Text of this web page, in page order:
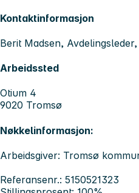
Kontaktinformasjon
Berit Madsen,
Arbeidssted
Otium 4
9020 Tromsø
Nøkkelinformasjon:
Arbeidsgiver: Tromsø
Referansenr.: 5150521323